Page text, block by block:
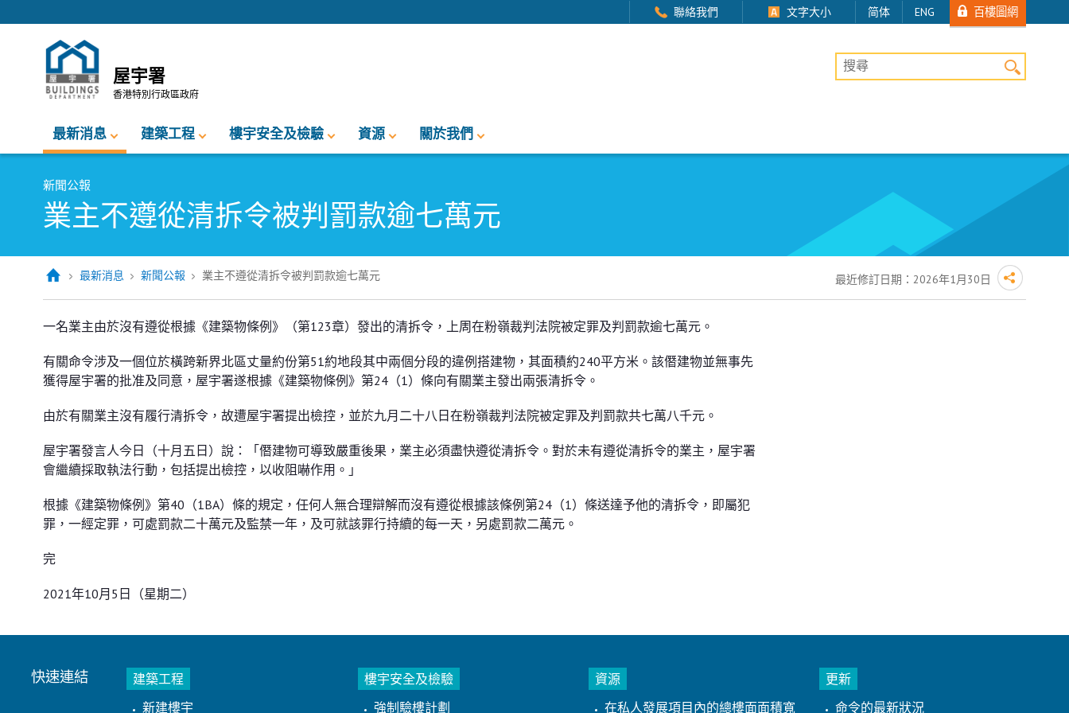
聯絡我們 文字大小 简体 ENG 百樓圖網
屋宇署
香港特別行政區政府
桌上版網站搜尋
最新消息 建築工程 樓宇安全及檢驗 資源 關於我們
新聞公報
業主不遵從清拆令被判罰款逾七萬元
最新消息 新聞公報 業主不遵從清拆令被判罰款逾七萬元 最近修訂日期：2026年1月30日
業主不遵從清拆令被判罰款逾七萬元
一名業主由於沒有遵從根據《建築物條例》（第123章）發出的清拆令，上周在粉嶺裁判法院被定罪及判罰款逾七萬元。
有關命令涉及一個位於橫跨新界北區丈量約份第51約地段其中兩個分段的違例搭建物，其面積約240平方米。該僭建物並無事先
獲得屋宇署的批准及同意，屋宇署遂根據《建築物條例》第24（1）條向有關業主發出兩張清拆令。
由於有關業主沒有履行清拆令，故遭屋宇署提出檢控，並於九月二十八日在粉嶺裁判法院被定罪及判罰款共七萬八千元。
屋宇署發言人今日（十月五日）說：「僭建物可導致嚴重後果，業主必須盡快遵從清拆令。對於未有遵從清拆令的業主，屋宇署
會繼續採取執法行動，包括提出檢控，以收阻嚇作用。」
根據《建築物條例》第40（1BA）條的規定，任何人無合理辯解而沒有遵從根據該條例第24（1）條送達予他的清拆令，即屬犯
罪，一經定罪，可處罰款二十萬元及監禁一年，及可就該罪行持續的每一天，另處罰款二萬元。
完
2021年10月5日（星期二）
快速連結
建築工程
新建樓宇
樓宇安全及檢驗
強制驗樓計劃
資源
在私人發展項目內的總樓面面積寬
更新
命令的最新狀況